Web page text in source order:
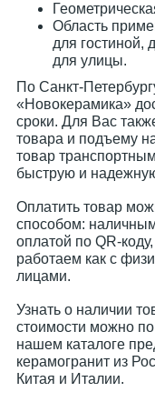
Область
для
для улицы.
По Санкт-
«Новокерамика»
сроки. Для Вас
товара и подъему
товар
быструю и
Оплатить товар
способом:
оплатой по QR-
работаем как с
лицами.
Узнать о наличии
стоимости можно
нашем каталоге
керамогранит из
Китая и Италии.